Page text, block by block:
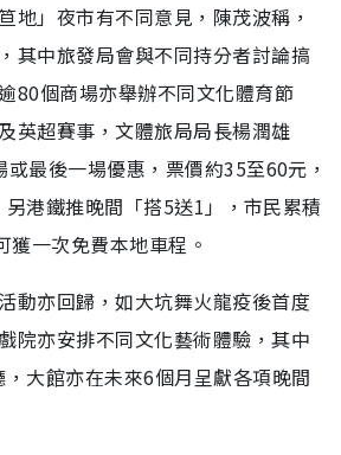
地」夜市有不同意見，陳茂波稱，
其中旅發局會與不同持分者討論搞
80個商場亦舉辦不同文化體育節
英超賽事，文體旅局局長楊潤雄
最後一場優惠，票價約35至60元，
港鐵推晚間「搭5送1」，市民累積
獲一次免費本地車程。
動亦回歸，如大坑舞火龍疫後首度
院亦安排不同文化藝術體驗，其中
大館亦在未來6個月呈獻各項晚間